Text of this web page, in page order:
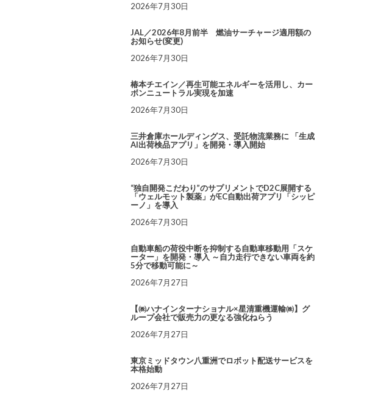
2026年7月30日
JAL／2026年8月前半 燃油サーチャージ適用額の
お知らせ(変更)
2026年7月30日
椿本チエイン／再生可能エネルギーを活用し、カー
ボンニュートラル実現を加速
2026年7月30日
三井倉庫ホールディングス、受託物流業務に 「生成
AI出荷検品アプリ」を開発・導入開始
2026年7月30日
“独自開発こだわり”のサプリメントでD2C展開する
「ウェルモット製薬」がEC自動出荷アプリ「シッピ
ーノ」を導入
2026年7月30日
自動車船の荷役中断を抑制する自動車移動用「スケ
ーター」を開発・導入 ～自力走行できない車両を約
5分で移動可能に～
2026年7月27日
【㈱ハナインターナショナル×星清重機運輸㈱】グ
ループ会社で販売力の更なる強化ねらう
2026年7月27日
東京ミッドタウン八重洲でロボット配送サービスを
本格始動
2026年7月27日